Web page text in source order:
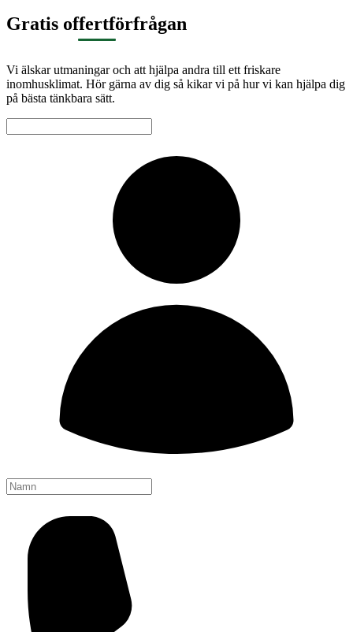
Gratis offertförfrågan
Vi älskar utmaningar och att hjälpa andra till ett friskare
inomhusklimat. Hör gärna av dig så kikar vi på hur vi kan hjälpa dig
på bästa tänkbara sätt.